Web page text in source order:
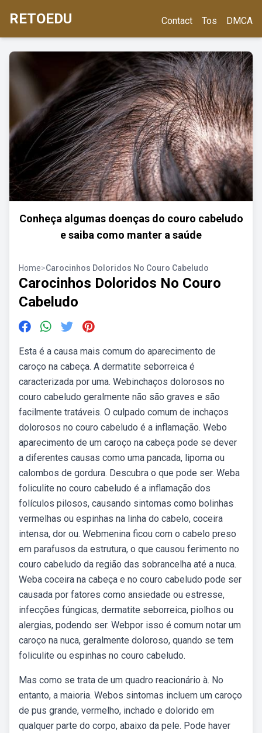
RETOEDU Contact Tos DMCA
Conheça algumas doenças do couro cabeludo
e saiba como manter a saúde
Home>Carocinhos Doloridos No Couro Cabeludo
Carocinhos Doloridos No Couro
Cabeludo
Esta é a causa mais comum do aparecimento de
caroço na cabeça. A dermatite seborreica é
caracterizada por uma. Webinchaços dolorosos no
couro cabeludo geralmente não são graves e são
facilmente tratáveis. O culpado comum de inchaços
dolorosos no couro cabeludo é a inflamação. Webo
aparecimento de um caroço na cabeça pode se dever
a diferentes causas como uma pancada, lipoma ou
calombos de gordura. Descubra o que pode ser. Weba
foliculite no couro cabeludo é a inflamação dos
folículos pilosos, causando sintomas como bolinhas
vermelhas ou espinhas na linha do cabelo, coceira
intensa, dor ou. Webmenina ficou com o cabelo preso
em parafusos da estrutura, o que causou ferimento no
couro cabeludo da região das sobrancelha até a nuca.
Weba coceira na cabeça e no couro cabeludo pode ser
causada por fatores como ansiedade ou estresse,
infecções fúngicas, dermatite seborreica, piolhos ou
alergias, podendo ser. Webpor isso é comum notar um
caroço na nuca, geralmente doloroso, quando se tem
foliculite ou espinhas no couro cabeludo.
Mas como se trata de um quadro reacionário à. No
entanto, a maioria. Webos sintomas incluem um caroço
de pus grande, vermelho, inchado e dolorido em
qualquer parte do corpo, abaixo da pele. Pode haver